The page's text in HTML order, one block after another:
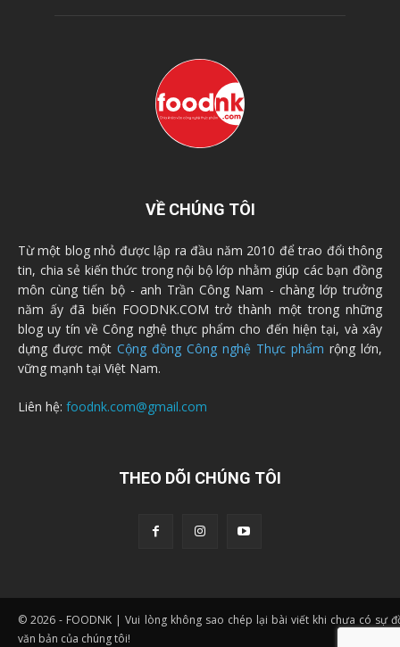
VỀ CHÚNG TÔI
Từ một blog nhỏ được lập ra đầu năm 2010 để trao đổi thông
tin, chia sẻ kiến thức trong nội bộ lớp nhằm giúp các bạn đồng
môn cùng tiến bộ - anh Trần Công Nam - chàng lớp trưởng
năm ấy đã biến FOODNK.COM trở thành một trong những
blog uy tín về Công nghệ thực phẩm cho đến hiện tại, và xây
dựng được một Cộng đồng Công nghệ Thực phẩm rộng lớn,
vững mạnh tại Việt Nam.
Liên hệ: foodnk.com@gmail.com
THEO DÕI CHÚNG TÔI
© 2026 - FOODNK | Vui lòng không sao chép lại bài viết khi chưa có sự
văn bản của chúng tôi!